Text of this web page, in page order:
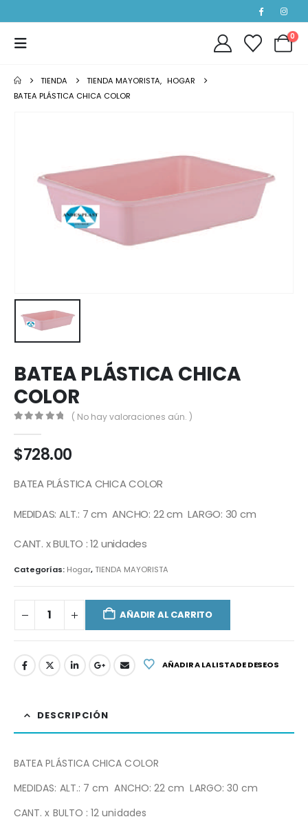
0
TIENDA TIENDA MAYORISTA, HOGAR
BATEA PLÁSTICA CHICA COLOR
BATEA PLÁSTICA CHICA
COLOR
( No hay valoraciones aún. )
$728.00
BATEA PLÁSTICA CHICA COLOR
MEDIDAS: ALT.: 7 cm ANCHO: 22 cm LARGO: 30 cm
CANT. x BULTO : 12 unidades
Categorías: Hogar,TIENDA MAYORISTA
AÑADIR AL CARRITO
AÑADIR A LA LISTA DE DESEOS
DESCRIPCIÓN
BATEA PLÁSTICA CHICA COLOR
MEDIDAS: ALT.: 7 cm ANCHO: 22 cm LARGO: 30 cm
CANT. x BULTO : 12 unidades